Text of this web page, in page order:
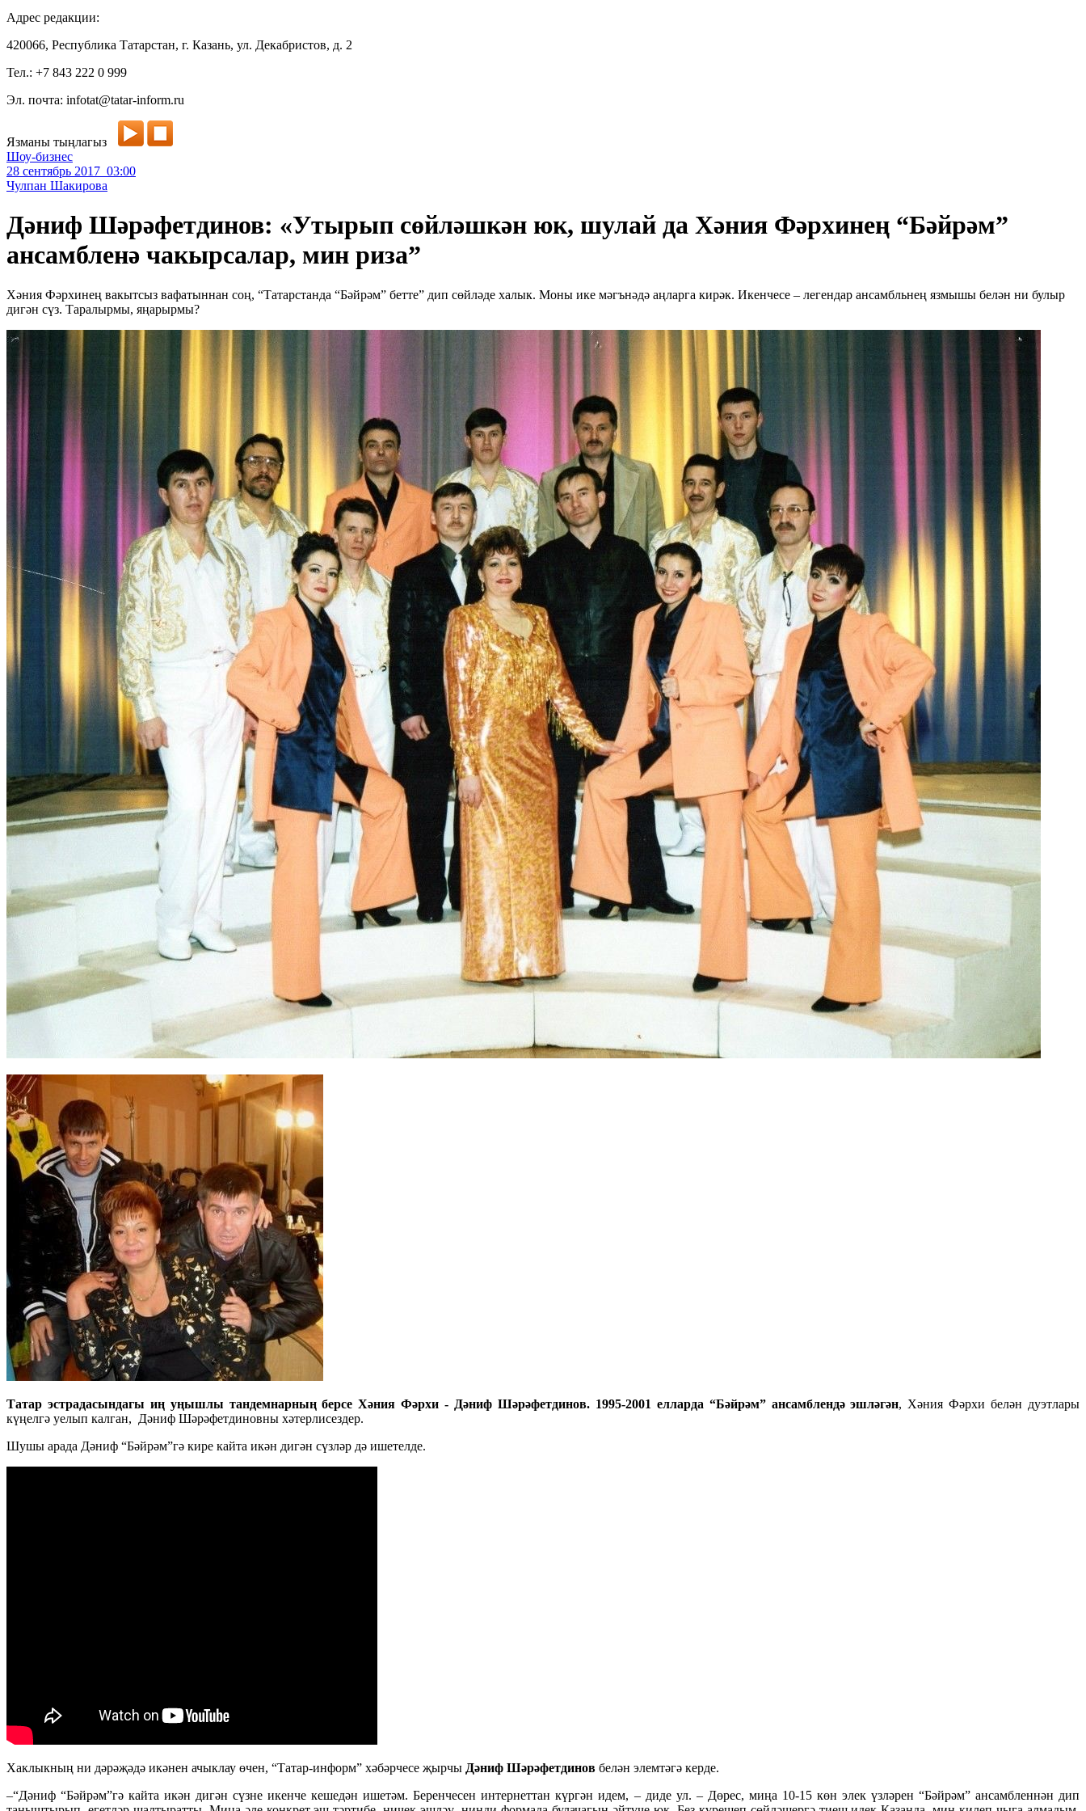
Адрес редакции:
420066, Республика Татарстан, г. Казань, ул. Декабристов, д. 2
Тел.: +7 843 222 0 999
Эл. почта: infotat@tatar-inform.ru
Язманы тыңлагыз
Шоу-бизнес
28 сентябрь 2017 03:00
Чулпан Шакирова
Дәниф Шәрәфетдинов: «Утырып сөйләшкән юк, шулай да Хәния Фәрхинең “Бәйрәм”
ансамбленә чакырсалар, мин риза”
Хәния Фәрхинең вакытсыз вафатыннан соң, “Татарстанда “Бәйрәм” бетте” дип сөйләде халык. Моны ике мәгънәдә аңларга кирәк. Икенчесе – легендар ансамбльнең язмышы белән ни булыр
дигән сүз. Таралырмы, яңарырмы?
Татар эстрадасындагы иң уңышлы тандемнарның берсе Хәния Фәрхи - Дәниф Шәрәфетдинов. 1995-2001 елларда “Бәйрәм” ансамблендә эшләгән, Хәния Фәрхи белән дуэтлары
күңелгә уелып калган, Дәниф Шәрәфетдиновны хәтерлисездер.
Шушы арада Дәниф “Бәйрәм”гә кире кайта икән дигән сүзләр дә ишетелде.
Хаклыкның ни дәрәҗәдә икәнен ачыклау өчен, “Татар-информ” хәбәрчесе җырчы Дәниф Шәрәфетдинов белән элемтәгә керде.
–“Дәниф “Бәйрәм”гә кайта икән дигән сүзне икенче кешедән ишетәм. Беренчесен интернеттан күргән идем, – диде ул. – Дөрес, миңа 10-15 көн элек үзләрен “Бәйрәм” ансамбленнән дип